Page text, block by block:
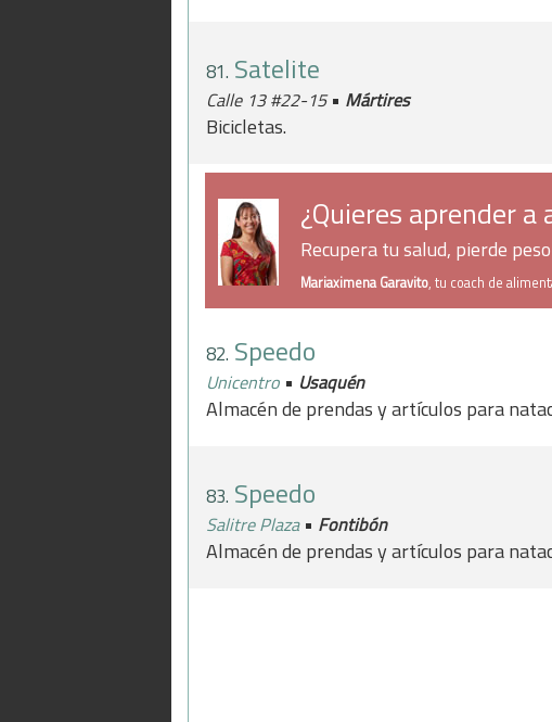
81. Satelite
Calle 13 #22-15• Mártires
Bicicletas.
¿Quieres aprender
Recupera tu salud, pierde
Mariaximena Garavito, tu coach de
82. Speedo
Unicentro • Usaquén
Almacén de prendas y artículos para
83. Speedo
Salitre Plaza • Fontibón
Almacén de prendas y artículos para